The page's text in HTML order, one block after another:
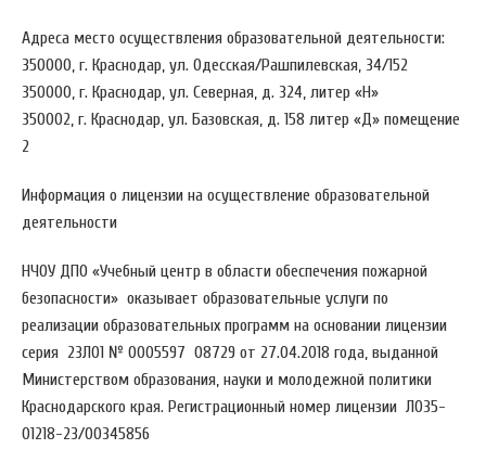
Адреса место осуществления образовательной деятельности:
350000, г. Краснодар, ул. Одесская/Рашпилевская, 34/152
350000, г. Краснодар, ул. Северная, д. 324, литер «Н»
350002, г. Краснодар, ул. Базовская, д. 158 литер «Д» помещение
2
Информация о лицензии на осуществление образовательной
деятельности
НЧОУ ДПО «Учебный центр в области обеспечения пожарной
безопасности» оказывает образовательные услуги по
реализации образовательных программ на основании лицензии
серия 23Л01 № 0005597 08729 от 27.04.2018 года, выданной
Министерством образования, науки и молодежной политики
Краснодарского края. Регистрационный номер лицензии Л035-
01218-23/00345856